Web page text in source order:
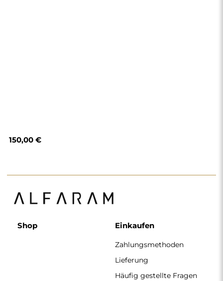
150,00 €
Shop Einkaufen
Zahlungsmethoden
Lieferung
Häufig gestellte Fragen